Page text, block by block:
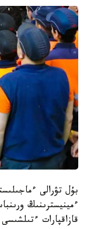
بۇل تۋرالى
ءمينيسترىنىڭ
قازاقپارات